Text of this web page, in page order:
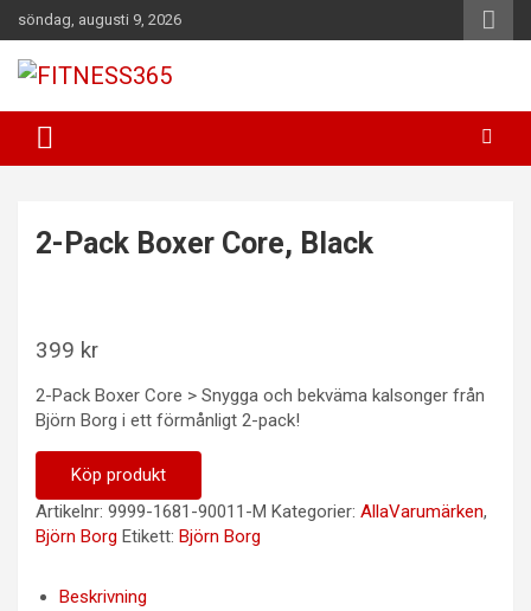
Hoppa
till
innehåll
söndag, augusti 9, 2026
FITNESS365
2-Pack Boxer Core, Black
399 kr
2-Pack Boxer Core > Snygga och bekväma kalsonger från
Björn Borg i ett förmånligt 2-pack!
Köp produkt
Artikelnr: 9999-1681-90011-M Kategorier: AllaVarumärken,
Björn Borg Etikett: Björn Borg
Beskrivning